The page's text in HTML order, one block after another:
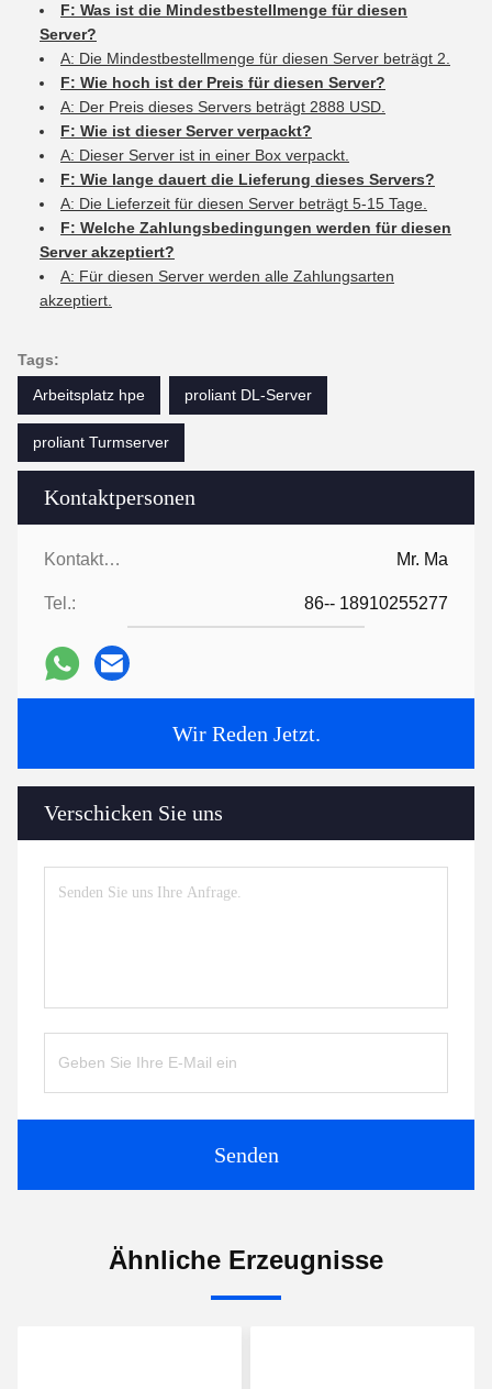
Kontaktpersonen
Kontaktpersonen: Mr. Ma
Tel.: 86-- 18910255277
Wir Reden Jetzt.
Verschicken Sie uns
Senden
F: Was ist die Mindestbestellmenge für diesen
Server?
A: Die Mindestbestellmenge für diesen Server beträgt 2.
F: Wie hoch ist der Preis für diesen Server?
A: Der Preis dieses Servers beträgt 2888 USD.
F: Wie ist dieser Server verpackt?
A: Dieser Server ist in einer Box verpackt.
F: Wie lange dauert die Lieferung dieses Servers?
A: Die Lieferzeit für diesen Server beträgt 5-15 Tage.
F: Welche Zahlungsbedingungen werden für diesen
Server akzeptiert?
A: Für diesen Server werden alle Zahlungsarten
akzeptiert.
Tags:
Arbeitsplatz hpe
proliant DL-Server
proliant Turmserver
Ähnliche Erzeugnisse